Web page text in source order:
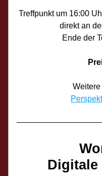
Treffpunkt um 16:00
direkt an
Ende der
Weitere
Digitale